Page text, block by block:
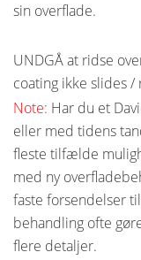
sin overflade.
UNDGÅ at ridse
coating ikke slides
Note: Har du et
eller med tidens
fleste tilfælde
med ny
faste forsendelser
behandling ofte
flere detaljer.